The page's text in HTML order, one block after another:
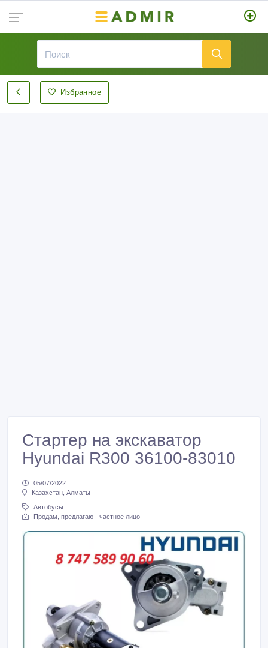
Избранное
Стартер на экскаватор
Hyundai R300 36100-83010
05/07/2022
Казахстан, Алматы
Автобусы
Продам, предлагаю - частное лицо